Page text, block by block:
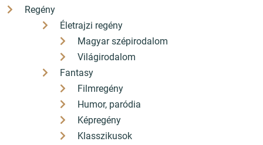
Regény
Életrajzi regény
Magyar szépirodalom
Világirodalom
Fantasy
Filmregény
Humor, paródia
Képregény
Klasszikusok